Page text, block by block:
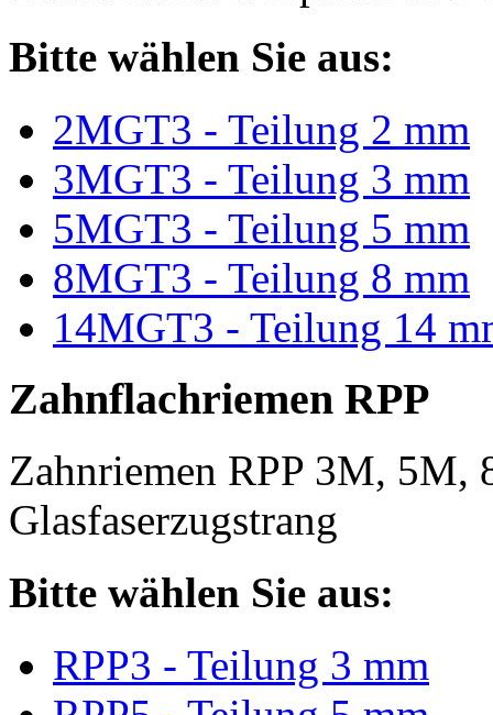
Bitte wählen Sie aus:
2MGT3 - Teilung 2 mm
3MGT3 - Teilung 3 mm
5MGT3 - Teilung 5 mm
8MGT3 - Teilung 8 mm
14MGT3 - Teilung 14
Zahnflachriemen RPP
Zahnriemen RPP 3M, 5M,
Glasfaserzugstrang
Bitte wählen Sie aus:
RPP3 - Teilung 3 mm